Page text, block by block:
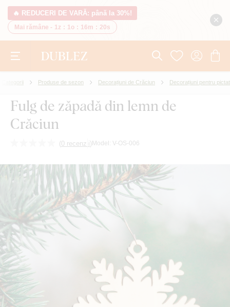
🔥 REDUCERI DE VARĂ: până la 30%!
Mai rămâne - 1z : 1o : 16m : 19s
Categorii Produse de sezon Decorațiuni de Crăciun Decorațiuni pentru pictat
Fulg de zăpadă din lemn de
Crăciun
(0 recenzii) Model: V-OS-006